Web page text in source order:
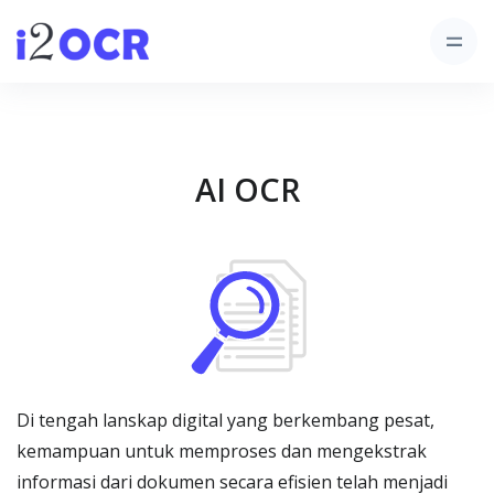
AI OCR
Di tengah lanskap digital yang berkembang pesat,
kemampuan untuk memproses dan mengekstrak
informasi dari dokumen secara efisien telah menjadi